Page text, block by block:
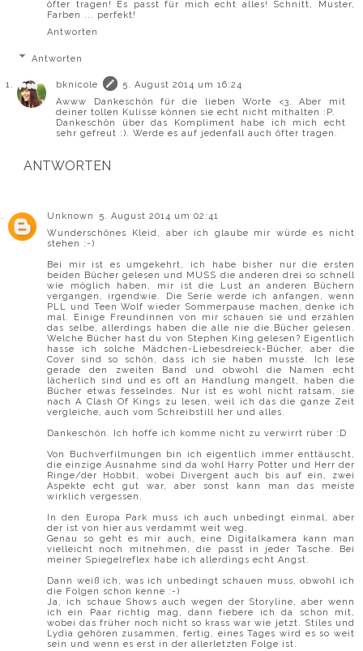
öfter tragen! Es passt für mich echt alles! Schnitt, Muster,
Farben ... perfekt!
Antworten
Antworten
bknicole
5. August 2014 um 16:24
Awww Dankeschön für die lieben Worte <3. Aber mit
deiner tollen Kulisse können sie echt nicht mithalten :P.
Dankeschön über das Kompliment habe ich mich echt
sehr gefreut :). Werde es auf jedenfall auch öfter tragen.
ANTWORTEN
Unknown
5. August 2014 um 02:41
Wunderschönes Kleid, aber ich glaube mir würde es nicht
stehen :-)
Bei mir ist es umgekehrt, ich habe bisher nur die ersten
beiden Bücher gelesen und MUSS die anderen drei so schnell
wie möglich haben, mir ist die Lust an anderen Büchern
vergangen, irgendwie. Die Serie werde ich anfangen, wenn
PLL und Teen Wolf wieder Sommerpause machen, denke ich
mal. Einige Freundinnen von mir schauen sie und erzählen
das selbe, allerdings haben die alle nie die Bücher gelesen.
Welche Bücher hast du von Stephen King gelesen? Eigentlich
hasse ich solche Mädchen-Liebesdreieck-Bücher, aber die
Cover sind so schön, dass ich sie haben musste. Ich lese
gerade den zweiten Band und obwohl die Namen echt
lächerlich sind und es oft an Handlung mangelt, haben die
Bücher etwas fesselndes. Nur ist es wohl nicht ratsam, sie
nach A Clash Of Kings zu lesen, weil ich das die ganze Zeit
vergleiche, auch vom Schreibstill her und alles.
Dankeschön. Ich hoffe ich komme nicht zu verwirrt rüber :D
Von Buchverfilmungen bin ich eigentlich immer enttäuscht,
die einzige Ausnahme sind da wohl Harry Potter und Herr der
Ringe/der Hobbit, wobei Divergent auch bis auf ein, zwei
Aspekte echt gut war, aber sonst kann man das meiste
wirklich vergessen.
In den Europa Park muss ich auch unbedingt einmal, aber
der ist von hier aus verdammt weit weg.
Genau so geht es mir auch, eine Digitalkamera kann man
vielleicht noch mitnehmen, die passt in jeder Tasche. Bei
meiner Spiegelreflex habe ich allerdings echt Angst.
Dann weiß ich, was ich unbedingt schauen muss, obwohl ich
die Folgen schon kenne :-)
Ja, ich schaue Shows auch wegen der Storyline, aber wenn
ich ein Paar richtig mag, dann fiebere ich da schon mit,
wobei das früher noch nicht so krass war wie jetzt. Stiles und
Lydia gehören zusammen, fertig, eines Tages wird es so weit
sein und wenn es erst in der allerletzten Folge ist.